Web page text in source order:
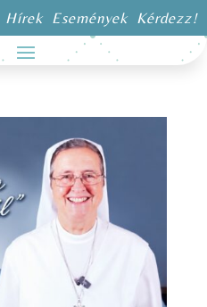
Hírek Események Kérdezz!